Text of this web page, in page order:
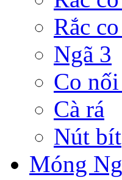
Rắc
Ngã 3
Co
Cà rá
Nút bít
Móng